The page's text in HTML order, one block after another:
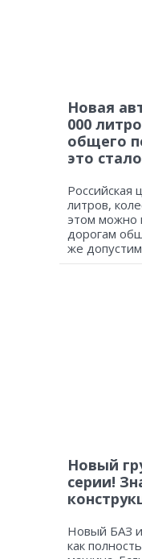
Новая
000
общего
это
Российская
литров,
этом можно
дорогам
же
Новый
серии!
Новый БАЗ
как